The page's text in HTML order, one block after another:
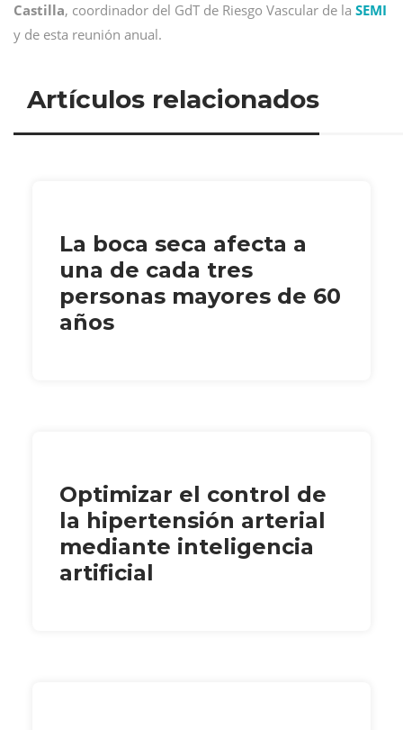
Castilla, coordinador del GdT de Riesgo Vascular de la SEMI
y de esta reunión anual.
Artículos relacionados
La boca seca afecta a
una de cada tres
personas mayores de 60
años
Optimizar el control de
la hipertensión arterial
mediante inteligencia
artificial